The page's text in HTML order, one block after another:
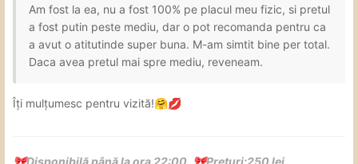
Am fost la ea, nu a fost 100% pe placul meu fizic, si pretul
a fost putin peste mediu, dar o pot recomanda pentru ca
a avut o atitutinde super buna. M-am simtit bine per total.
Daca avea pretul mai spre mediu, reveneam.
Îți mulțumesc pentru vizită!🤗💋